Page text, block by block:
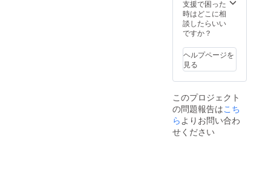
支援で困った
時はどこに相
談したらいい
ですか？
ヘルプページを
見る
このプロジェクト
の問題報告はこち
らよりお問い合わ
せください